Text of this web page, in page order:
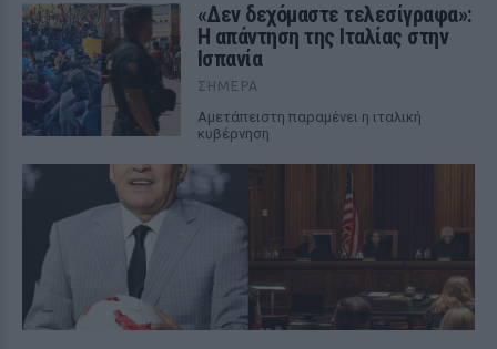
«Δεν δεχόμαστε τελεσίγραφα»:
Η απάντηση της Ιταλίας στην
Ισπανία
ΣΉΜΕΡΑ
Αμετάπειστη παραμένει η ιταλική
κυβέρνηση